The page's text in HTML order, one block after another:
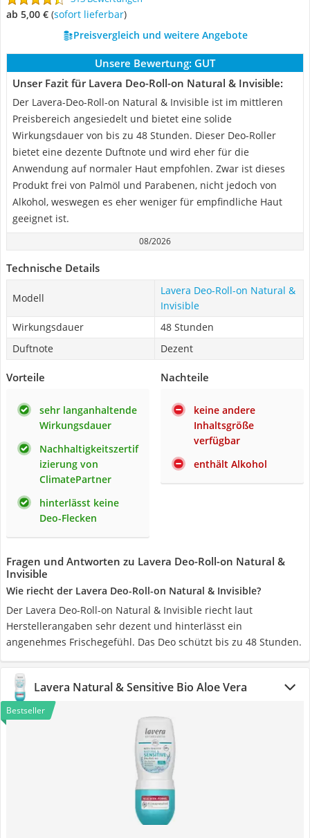
ab 5,00 € ( Sofort lieferbar)
Preisvergleich und weitere Angebote
Unsere Bewertung: GUT
Unser Fazit für Lavera Deo-Roll-on Natural & Invisible:
Der Lavera-Deo-Roll-on Natural & Invisible ist im mittleren
Preisbereich angesiedelt und bietet eine solide
Wirkungsdauer von bis zu 48 Stunden. Dieser Deo-Roller
bietet eine dezente Duftnote und wird eher für die
Anwendung auf normaler Haut empfohlen. Zwar ist dieses
Produkt frei von Palmöl und Parabenen, nicht jedoch von
Alkohol, weswegen es eher weniger für empfindliche Haut
geeignet ist.
08/2026
Technische Details
Modell
Lavera Deo-Roll-on Natural &
Invisible
Wirkungsdauer
48 Stunden
Duftnote
Dezent
Vorteile
sehr langanhaltende
Wirkungsdauer
Nachhaltigkeitszertif
izierung von
ClimatePartner
hinterlässt keine
Deo-Flecken
Nachteile
keine andere
Inhaltsgröße
verfügbar
enthält Alkohol
Fragen und Antworten zu Lavera Deo-Roll-on Natural &
Invisible
Wie riecht der Lavera Deo-Roll-on Natural & Invisible?
Der Lavera Deo-Roll-on Natural & Invisible riecht laut
Herstellerangaben sehr dezent und hinterlässt ein
angenehmes Frischegefühl. Das Deo schützt bis zu 48 Stunden.
Lavera Natural & Sensitive Bio Aloe Vera
Bestseller